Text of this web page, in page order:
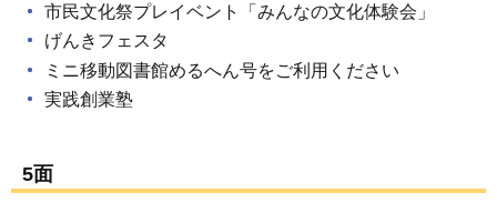
市民文化祭プレイベント「みんなの文化体験会」
げんきフェスタ
ミニ移動図書館めるへん号をご利用ください
実践創業塾
5面